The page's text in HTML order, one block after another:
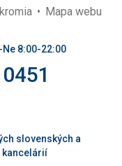
Mapa webu
8:00-22:00
slovenských a
kancelárií